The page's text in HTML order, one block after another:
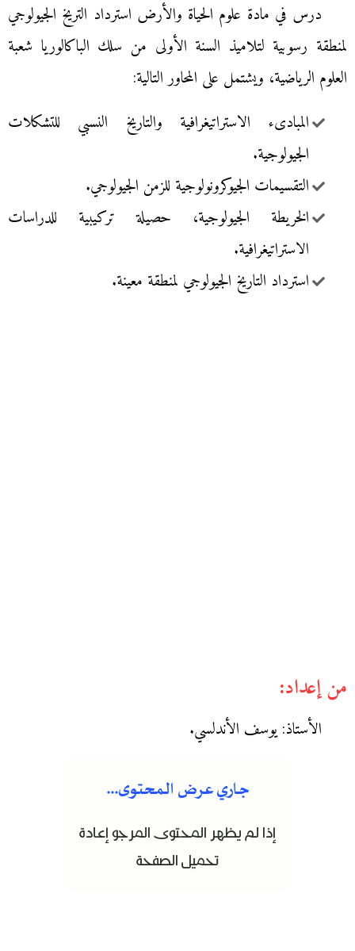
درس في مادة علوم الحياة والأرض استرداد التريخ الجيولوجي
لمنطقة رسوبية لتلاميذ السنة الأولى من سلك الباكالوريا شعبة
العلوم الرياضية، ويشتمل على المحاور التالية:
المبادىء الاستراتيغرافية والتاريخ النسبي للتشكلات
الجيولوجية.
التقسيمات الجيوكرونولوجية للزمن الجيولوجي.
الخريطة الجيولوجية، حصيلة تركيبية للدراسات
الاستراتيغرافية.
استرداد التاريخ الجيولوجي لمنطقة معينة.
من إعداد:
الأستاذ: يوسف الأندلسي.